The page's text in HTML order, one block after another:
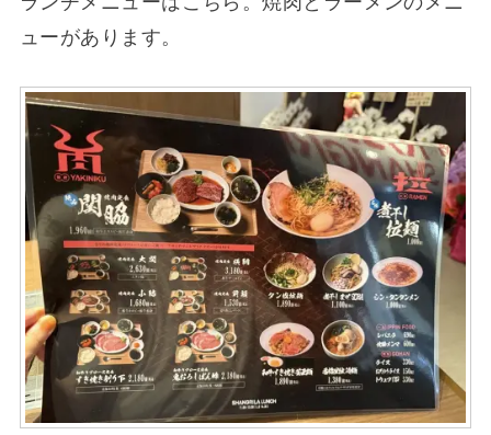
ューがあります。